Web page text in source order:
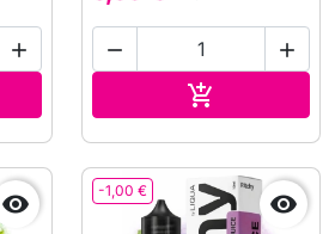
  

 -1,00 € 